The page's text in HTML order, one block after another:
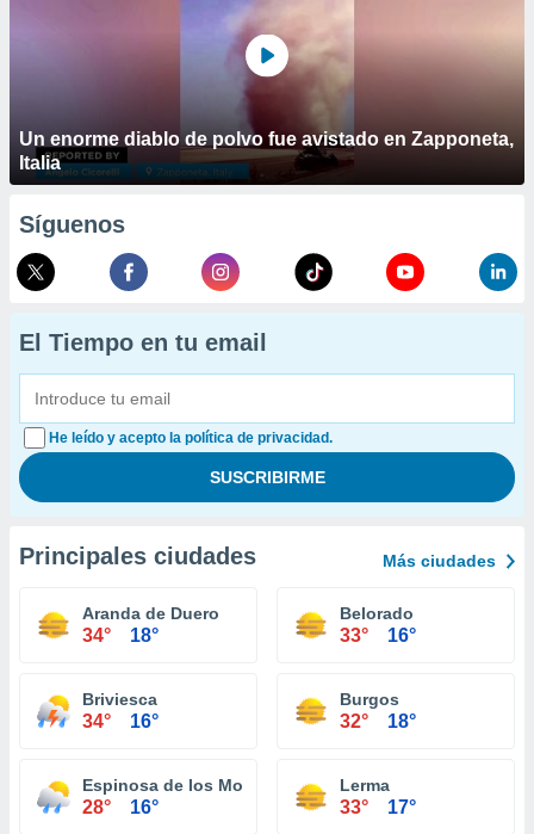
Un enorme diablo de polvo fue avistado en Zapponeta,
Italia
Síguenos
El Tiempo en tu email
He leído y acepto la política de privacidad.
Principales ciudades Más ciudades
Aranda de Duero
34° 18°
Belorado
33° 16°
Briviesca
34° 16°
Burgos
32° 18°
Espinosa de los Monteros
28° 16°
Lerma
33° 17°